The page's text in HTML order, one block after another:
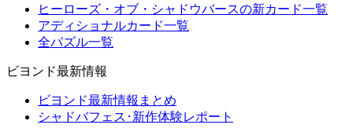
ヒーローズ・オブ・シャドウバースの新カード一覧
アディショナルカード一覧
全パズル一覧
ビヨンド最新情報
ビヨンド最新情報まとめ
シャドバフェス･新作体験レポート